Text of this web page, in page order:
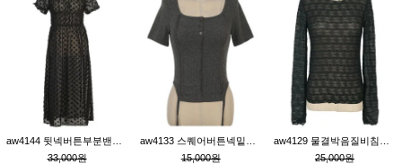
33,000원
15,000원
25,000원